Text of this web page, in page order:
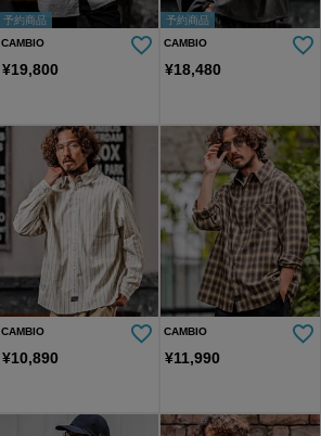
予約商品
CAMBIO
¥19,800
予約商品
CAMBIO
¥18,480
CAMBIO
¥10,890
CAMBIO
¥11,990